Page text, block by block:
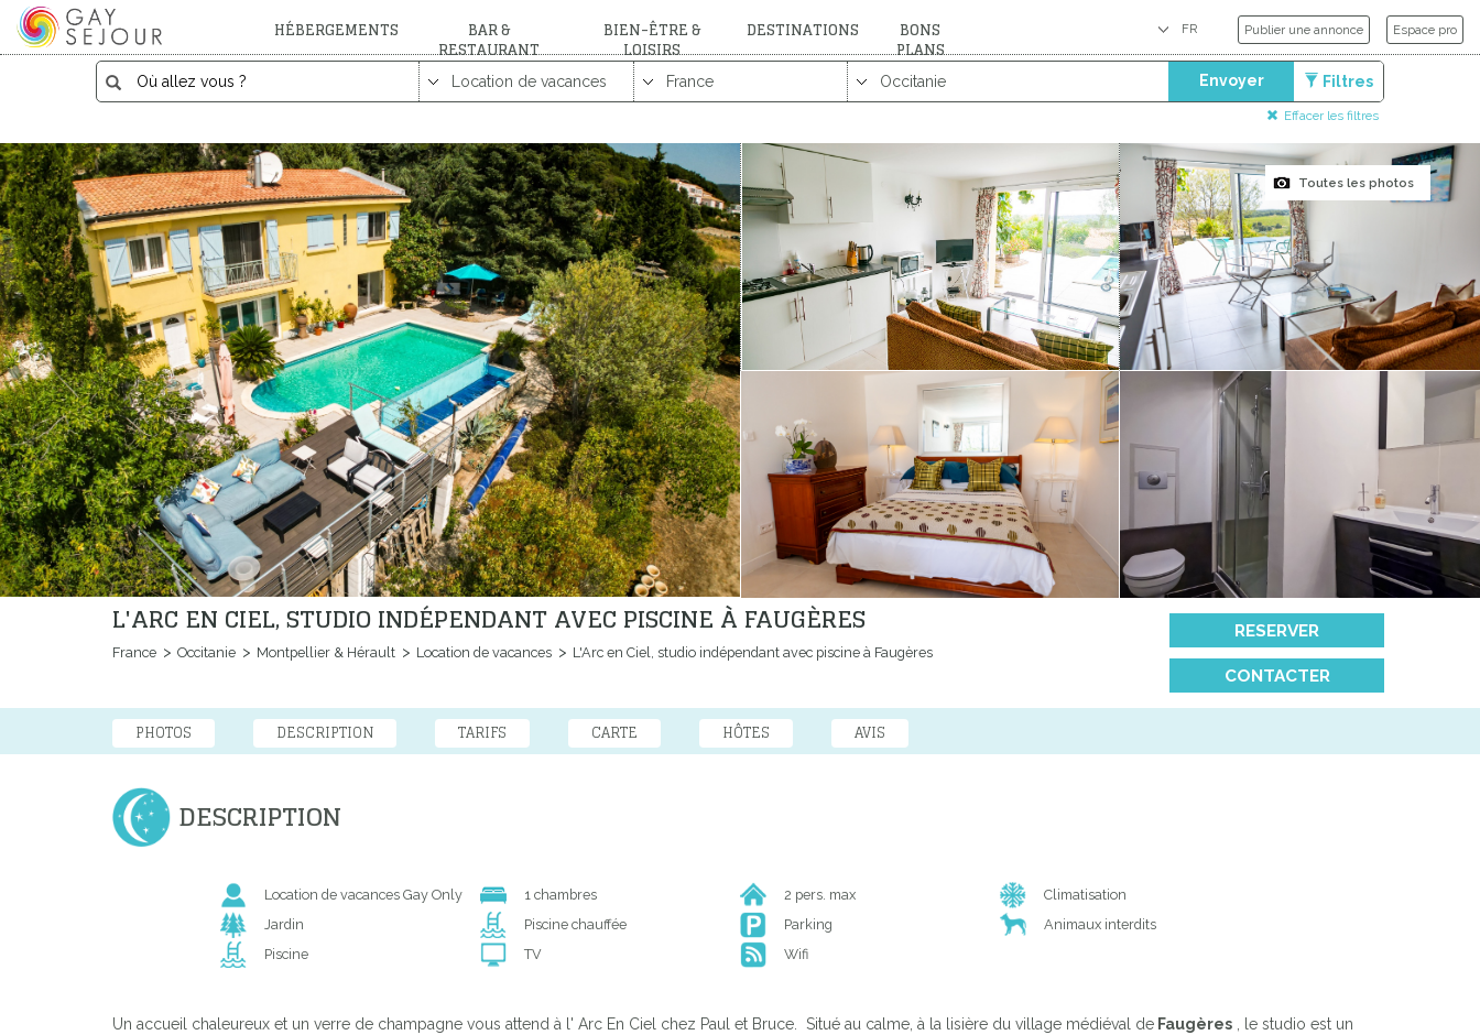
HÉBERGEMENTS BAR &
RESTAURANT
BIEN-ÊTRE &
LOISIRS
DESTINATIONS BONS
PLANS
Publier une annonce Espace pro
Envoyer Filtres
Effacer les filtres
Toutes les photos
L'ARC EN CIEL, STUDIO INDÉPENDANT AVEC PISCINE À FAUGÈRES
France Occitanie Montpellier & Hérault Location de vacances L'Arc en Ciel, studio indépendant avec piscine à Faugères
RESERVER
CONTACTER
PHOTOS DESCRIPTION TARIFS CARTE HÔTES AVIS
DESCRIPTION
Location de vacances Gay Only 1 chambres 2 pers. max
Climatisation
Jardin
Piscine chauffée Parking
Animaux interdits
Piscine
TV Wifi
Un accueil chaleureux et un verre de champagne vous attend à l' Arc En Ciel chez Paul et Bruce. Situé au calme, à la lisière du village médiéval de Faugères , le studio est un